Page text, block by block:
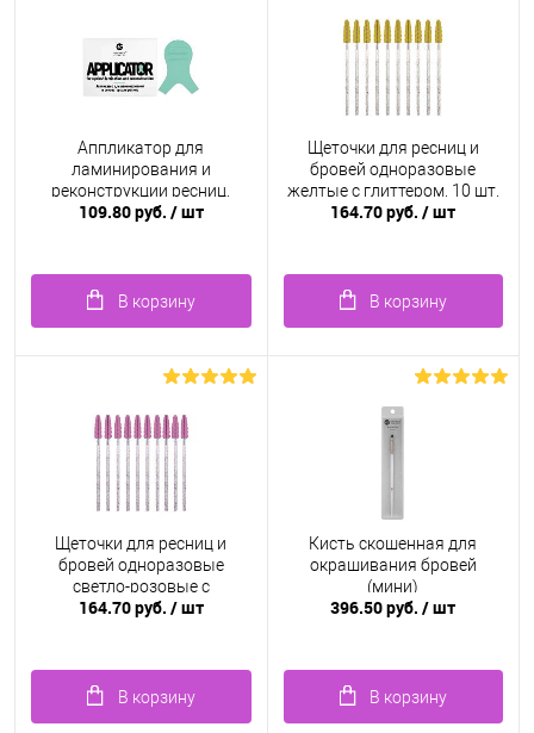
Аппликатор для
ламинирования и
реконструкции ресниц,
мятный цвет
109.80 руб. / шт
В корзину
Щеточки для ресниц и
бровей одноразовые
желтые с глиттером, 10 шт.
164.70 руб./ шт
В корзину
Щеточки для ресниц и
бровей одноразовые
светло-розовые с
глиттером, 10 шт.
164.70 руб. / шт
В корзину
Кисть скошенная для
окрашивания бровей
(мини)
396.50 руб./ шт
В корзину